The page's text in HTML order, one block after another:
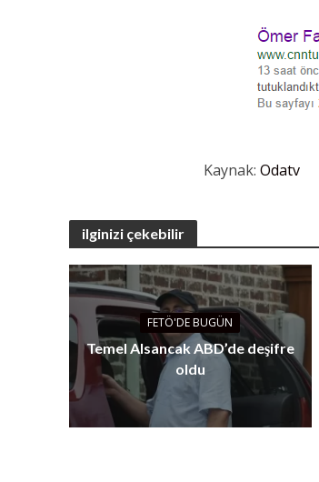
Kaynak:Odatv
ilginizi çekebilir
FETÖ'DE BUGÜN
Temel Alsancak ABD’de deşifre
oldu